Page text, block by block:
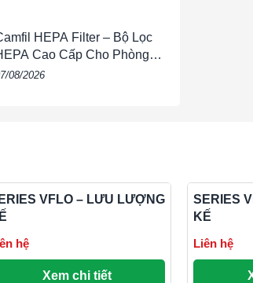
HEPA Filter – Bộ Lọc
Cao Cấp Cho Phòng
HVAC, FFU & Nhà Máy
08/2026
VFLO – LƯU LƯỢNG
hệ
Xem chi tiết
SERIES
KẾ
Liên hệ